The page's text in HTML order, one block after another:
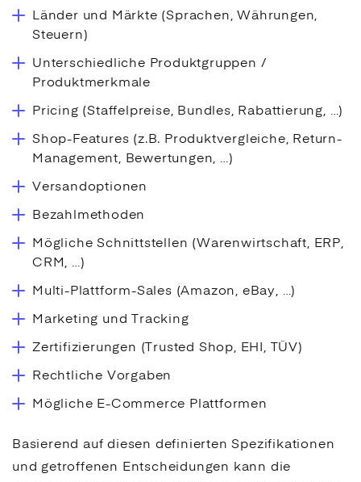
Länder und Märkte (Sprachen, Währungen,
Steuern)
Unterschiedliche Produktgruppen /
Produktmerkmale
Pricing (Staffelpreise, Bundles, Rabattierung, …)
Shop-Features (z.B. Produktvergleiche, Return-
Management, Bewertungen, …)
Versandoptionen
Bezahlmethoden
Mögliche Schnittstellen (Warenwirtschaft, ERP,
CRM, …)
Multi-Plattform-Sales (Amazon, eBay, …)
Marketing und Tracking
Zertifizierungen (Trusted Shop, EHI, TÜV)
Rechtliche Vorgaben
Mögliche E-Commerce Plattformen
Basierend auf diesen definierten Spezifikationen
und getroffenen Entscheidungen kann die